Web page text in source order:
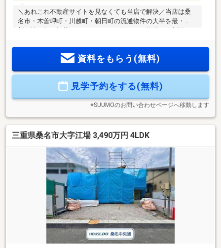
＼あれこれ不動産サイトを見なくても当店で解決／当店は桑
名市・木曽岬町・川越町・朝日町の流通物件の大半を最・
停徒歩約2分◆小学校まで徒歩約4分◆アピタまで徒歩約10分
◆敷地面積約51坪の整形地※写真をクリックすると、詳細をご
利情報を持っていますので、お客様の安心ゆとりのある資金
資料をもらう(無料)
見学予約をする(無料)
※SUUMOのお問い合わせページへ移動します
三重県桑名市大字江場 3,490万円 4LDK